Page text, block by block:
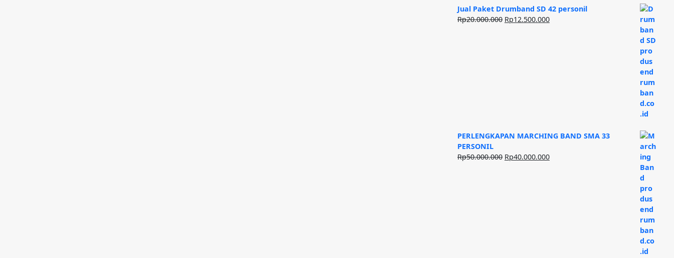
Jual Paket Drumband SD 42 personil
Rp20.000.000 Harga
Rp12.500.000Harga
PERLENGKAPAN MARCHING BAND SMA 33
PERSONIL
Rp50.000.000 Harga
Rp40.000.000Harga